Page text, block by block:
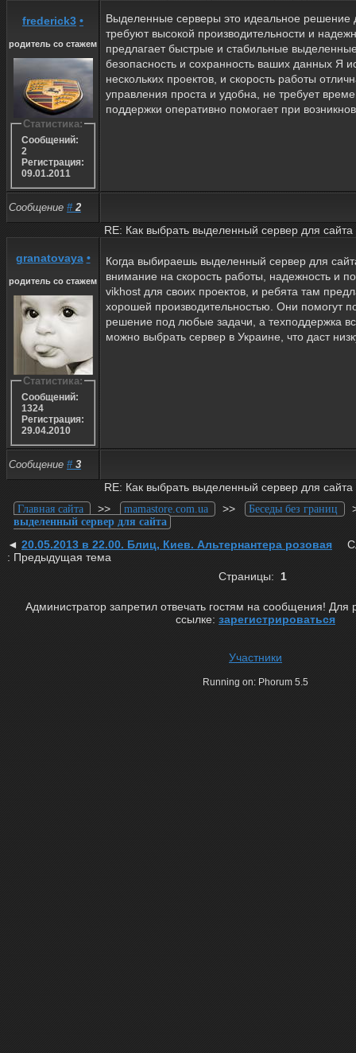
frederick3 •
родитель со стажем
Статистика:
Сообщений:
2
Регистрация:
09.01.2011
Выделенные серверы это идеальное решение
требуют высокой производительности и
предлагает быстрые и стабильные
безопасность и сохранность ваших данных Я
нескольких проектов, и скорость работы
управления проста и удобна, не требует
поддержки оперативно помогает при
Сообщение # 2
RE: Как выбрать выделенный сервер для сайта
granatovaya •
родитель со стажем
Статистика:
Сообщений:
1324
Регистрация:
29.04.2010
Когда выбираешь выделенный сервер для
внимание на скорость работы, надежность и
vikhost для своих проектов, и ребята там
хорошей производительностью. Они помогут
решение под любые задачи, а техподдержка
можно выбрать сервер в Украине, что даст
Сообщение # 3
RE: Как выбрать выделенный сервер для сайта
Главная сайта >> mamastore.com.ua >> Беседы без границ
выделенный сервер для сайта
◄ 20.05.2013 в 22.00. Блиц, Киев. Альтернантера розовая
: Предыдущая тема
Страницы: 1
Администратор запретил отвечать гостям на сообщения! Для
ссылке: зарегистрироваться
Участники
Running on: Phorum 5.5